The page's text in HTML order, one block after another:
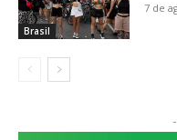
Brasil
7 de